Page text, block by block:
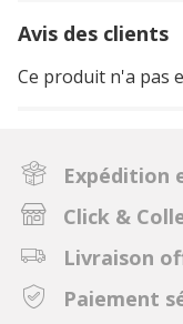
Avis des clients
Ce produit n'a pas
Expédition
Click &
Livraison
Paiement